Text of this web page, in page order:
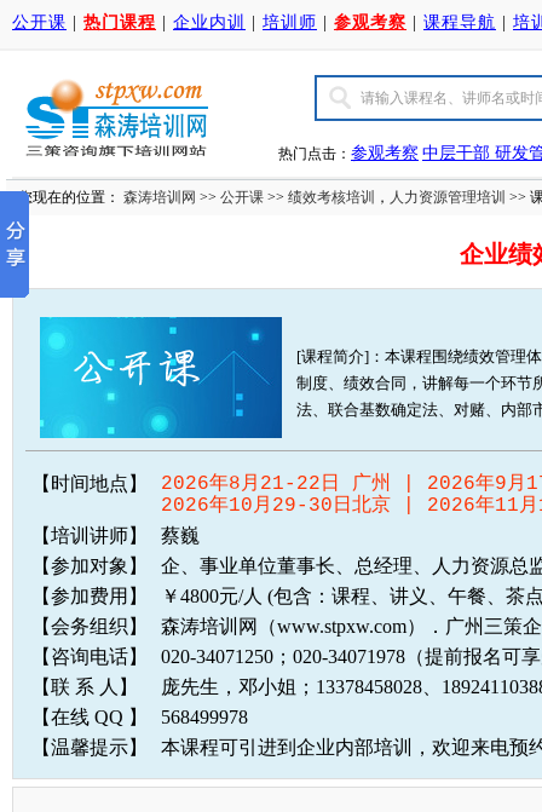
公开课 热门课程 企业内训 培训师 参观考察 课程导航 培
热门点击： 参观考察 中层干部 研发
您现在的位置： 森涛培训网 >> 公开课 >> 绩效考核培训 ， 人力资源管理培训 >>
企业绩
[课程简介]：本课程围绕绩效管理
制度、绩效合同，讲解每一个环节
法、联合基数确定法、对赌、内部
【时间地点】
2026年8月21-22日 广州 | 2026年9月
2026年10月29-30日北京 | 2026年11
【培训讲师】
蔡巍
【参加对象】
企、事业单位董事长、总经理、人力资源总
【参加费用】
￥4800元/人 (包含：课程、讲义、午餐、茶
【会务组织】
森涛培训网（www.stpxw.com）．广州三策
【咨询电话】
020-34071250；020-34071978（提前报名可
【联 系 人】
庞先生，邓小姐；13378458028、
【在线 QQ 】
568499978
【温馨提示】
本课程可引进到企业内部培训，欢迎来电预